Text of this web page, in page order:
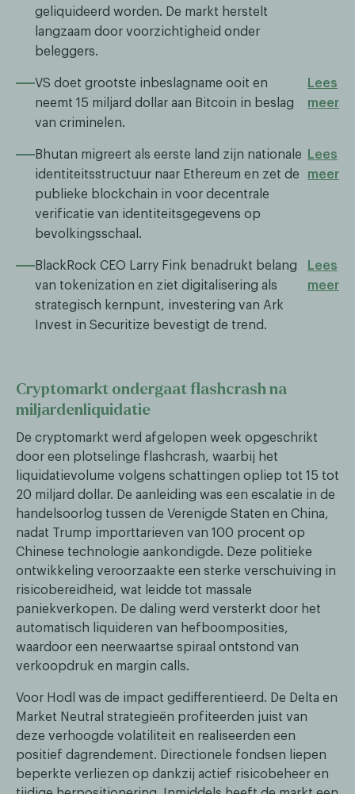
geliquideerd worden. De markt herstelt
langzaam door voorzichtigheid onder
beleggers.
VS doet grootste inbeslagname ooit en
neemt 15 miljard dollar aan Bitcoin in beslag
van criminelen.
Lees
meer
Bhutan migreert als eerste land zijn nationale
identiteitsstructuur naar Ethereum en zet de
publieke blockchain in voor decentrale
verificatie van identiteitsgegevens op
bevolkingsschaal.
Lees
meer
BlackRock CEO Larry Fink benadrukt belang
van tokenization en ziet digitalisering als
strategisch kernpunt, investering van Ark
Invest in Securitize bevestigt de trend.
Lees
meer
Cryptomarkt ondergaat flashcrash na
miljardenliquidatie
De cryptomarkt werd afgelopen week opgeschrikt
door een plotselinge flashcrash, waarbij het
liquidatievolume volgens schattingen opliep tot 15 tot
20 miljard dollar. De aanleiding was een escalatie in de
handelsoorlog tussen de Verenigde Staten en China,
nadat Trump importtarieven van 100 procent op
Chinese technologie aankondigde. Deze politieke
ontwikkeling veroorzaakte een sterke verschuiving in
risicobereidheid, wat leidde tot massale
paniekverkopen. De daling werd versterkt door het
automatisch liquideren van hefboomposities,
waardoor een neerwaartse spiraal ontstond van
verkoopdruk en margin calls.
Voor Hodl was de impact gedifferentieerd. De Delta en
Market Neutral strategieën profiteerden juist van
deze verhoogde volatiliteit en realiseerden een
positief dagrendement. Directionele fondsen liepen
beperkte verliezen op dankzij actief risicobeheer en